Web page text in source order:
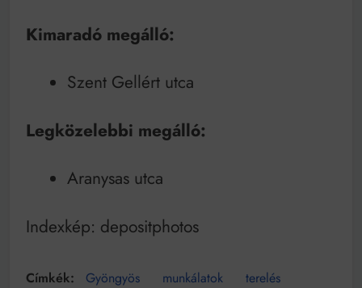
Kimaradó megálló:
Szent Gellért utca
Legközelebbi megálló:
Aranysas utca
Indexkép: depositphotos
Gyöngyös munkálatok terelés